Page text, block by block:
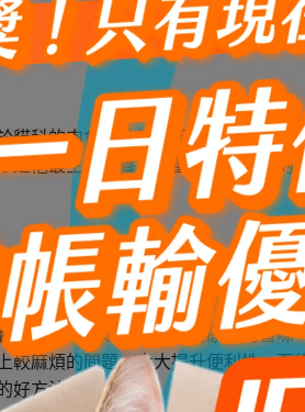
貓科的肉食性動物，因為貓咪與人類
他最主要營養及熱量來源，過多的
流失，同時還能保留食物原始的香味
麻煩的問題，大大提升便利性，而
好方法